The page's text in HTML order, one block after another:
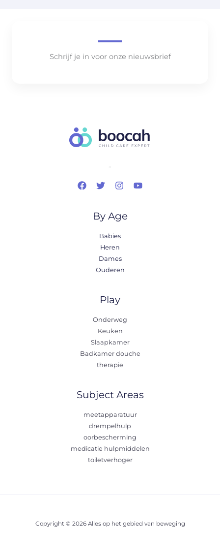
Schrijf je in voor onze nieuwsbrief
..
By Age
Babies
Heren
Dames
Ouderen
Play
Onderweg
Keuken
Slaapkamer
Badkamer douche
therapie
Subject Areas
meetapparatuur
drempelhulp
oorbescherming
medicatie hulpmiddelen
toiletverhoger
Copyright © 2026 Alles op het gebied van beweging